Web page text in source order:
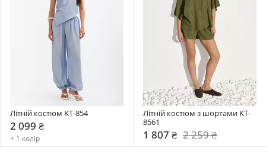
Літній костюм KT-854
2 099 ₴
+ 1 колір
Літній костюм з шортами KT-
8561
1 807 ₴ 2 259 ₴